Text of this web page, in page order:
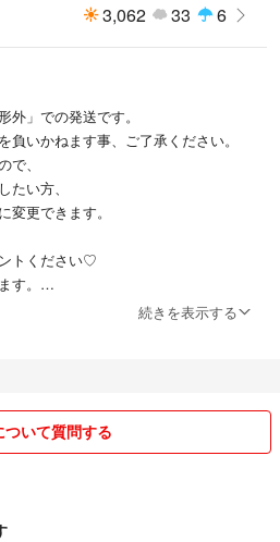
3,062 33 6
」での発送です。
いかねます事、ご了承ください。
、
い方、
変更できます。
トください♡
。
続きを表示する
ついて質問する